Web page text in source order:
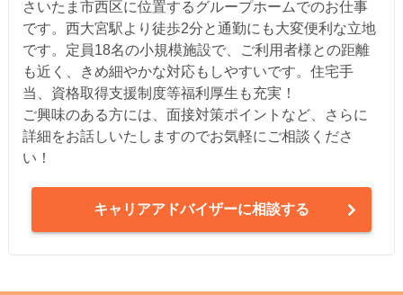
さいたま市西区に位置するグループホームでのお仕事
です。西大宮駅より徒歩2分と通勤にも大変便利な立地
です。定員18名の小規模施設で、ご利用者様との距離
も近く、きめ細やかな対応もしやすいです。住宅手
当、資格取得支援制度等福利厚生も充実！
ご興味のある方には、面接対策ポイントなど、さらに
詳細をお話しいたしますのでお気軽にご相談くださ
い！
キャリアアドバイザーに相談する